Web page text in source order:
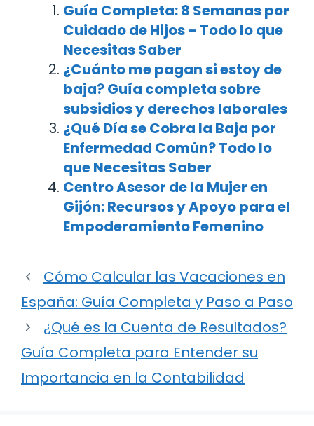
Guía Completa: 8 Semanas por
Cuidado de Hijos – Todo lo que
Necesitas Saber
¿Cuánto me pagan si estoy de
baja? Guía completa sobre
subsidios y derechos laborales
¿Qué Día se Cobra la Baja por
Enfermedad Común? Todo lo
que Necesitas Saber
Centro Asesor de la Mujer en
Gijón: Recursos y Apoyo para el
Empoderamiento Femenino
Cómo Calcular las Vacaciones en
España: Guía Completa y Paso a Paso
¿Qué es la Cuenta de Resultados?
Guía Completa para Entender su
Importancia en la Contabilidad